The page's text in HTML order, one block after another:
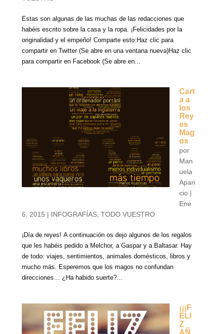
Estas son algunas de las muchas de las redacciones que
habéis escrito sobre la casa y la ropa. ¡Felicidades por la
originalidad y el empeño! Comparte esto:Haz clic para
compartir en Twitter (Se abre en una ventana nueva)Haz clic
para compartir en Facebook (Se abre en...
Cart
a a
los
Rey
es
Mag
os
por
Man
uela
Apari
cio|
Ene
6, 2015 | INFOGRAFÍAS, TODO VUESTRO
¡Día de reyes! A continuación os dejo algunos de los regalos
que les habéis pedido a Melchor, a Gaspar y a Baltasar. Hay
de todo: viajes, sentimientos, animales domésticos, libros y
mucho más. Esperemos que los magos no confundan
direcciones… ¿Ha habido suerte?...
¡¡¡F
ELI
Z
AÑ